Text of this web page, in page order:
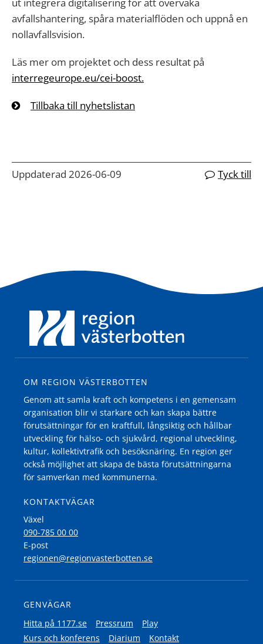
avfallshantering, spåra materialflöden och uppnå en
nollavfallsvision.
Läs mer om projektet och dess resultat på
interregeurope.eu/cei-boost.
Tillbaka till nyhetslistan
Uppdaterad 2026-06-09 Tyck till
OM REGION VÄSTERBOTTEN
Genom att samla kraft och kompetens i en gemensam
organisation blir vi starkare och kan skapa bättre
förutsättningar för en kraftfull, långsiktig och hållbar
utveckling för hälso- och sjukvård, regional utveckling,
kultur, kollektivtrafik och besöksnäring. En region ger
också möjlighet att skapa de bästa förutsättningarna
för samverkan med kommunerna.
KONTAKTVÄGAR
Växel
090-785 00 00
E-post
regionen@regionvasterbotten.se
GENVÄGAR
Hitta på 1177.se
Pressrum
Play
Kurs och konferens
Diarium Kontakt